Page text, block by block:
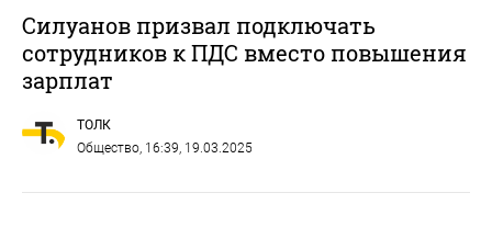
Силуанов призвал подключать
сотрудников к ПДС вместо повышения
зарплат
ТОЛК
Общество, 16:39, 19.03.2025